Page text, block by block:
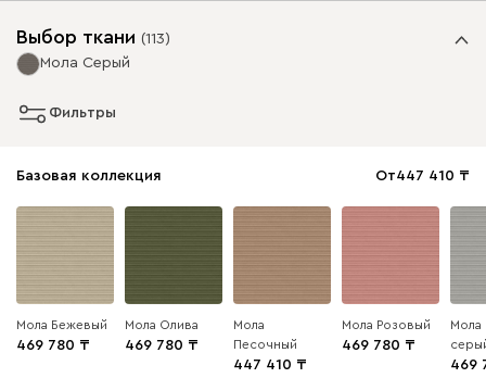
Выбор ткани (113)
Мола Серый
Фильтры
Базовая коллекция От447 410
Мола Бежевый
469 780
Мола Олива
469 780
Мола
Песочный
447 410
Мола Розовый
469 780
Мола
469